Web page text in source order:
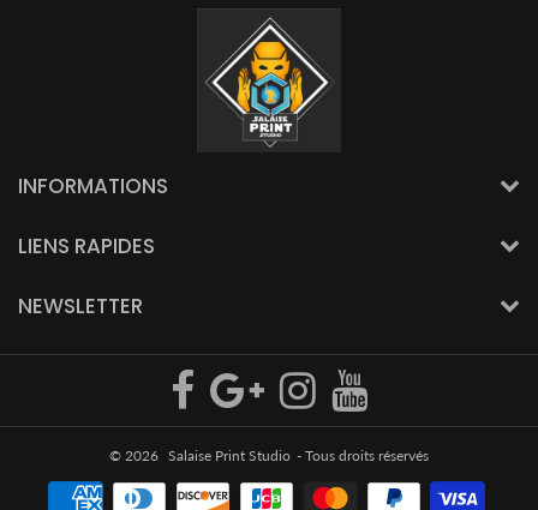
INFORMATIONS
LIENS RAPIDES
NEWSLETTER
© 2026 Salaise Print Studio - Tous droits réservés